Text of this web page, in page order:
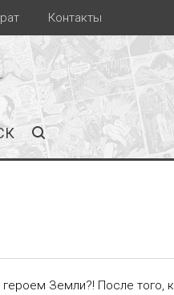
Контакты
Земли?! После того,